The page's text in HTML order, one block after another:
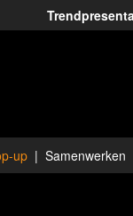
up Samenwerken